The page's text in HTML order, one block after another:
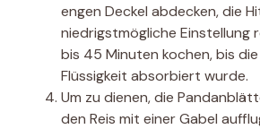
engen Deckel abdecken, die
niedrigstmögliche Einstellung
bis 45 Minuten kochen, bis
Flüssigkeit absorbiert wurde.
Um zu dienen, die
den Reis mit einer Gabel